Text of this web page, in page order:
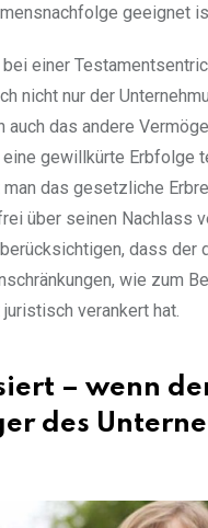
geeignet
einer
nicht nur der
auch das andere
eine gewillkürte Erbfolge
das gesetzliche
über seinen Nachlass
dass der
wie zum
verankert hat.
– wenn
des